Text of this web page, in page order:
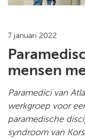
7 januari 2022
mensen
Paramedici van
werkgroep voor
paramedische
syndroom van